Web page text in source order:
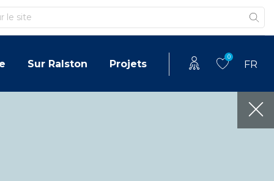
Sur Ralston Projets
0
FR